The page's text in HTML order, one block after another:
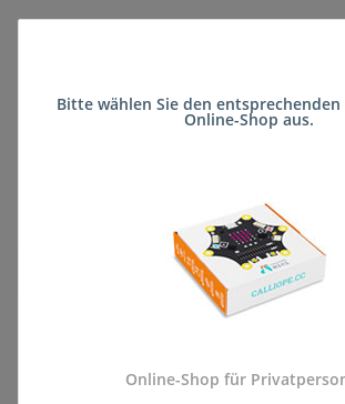
Auslandversand)
Bitte wählen Sie den entsprechenden
Online-Shop aus.
Online-Shop für